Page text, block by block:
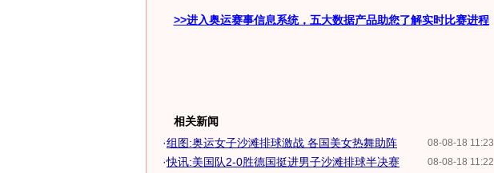
>>进入奥运赛事信息系统，五大数据产品助您了解实时比赛进程
相关新闻
08-08-18 11:23
·组图:奥运女子沙滩排球激战 各国美女热舞助阵
08-08-18 11:22
·快讯:美国队2-0胜德国挺进男子沙滩排球半决赛